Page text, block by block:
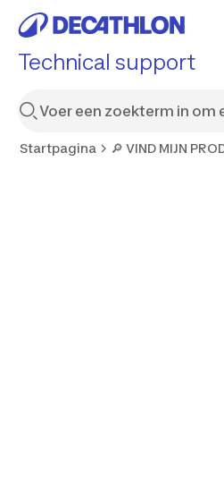
Technical support
Startpagina 🔎 VIND MIJN